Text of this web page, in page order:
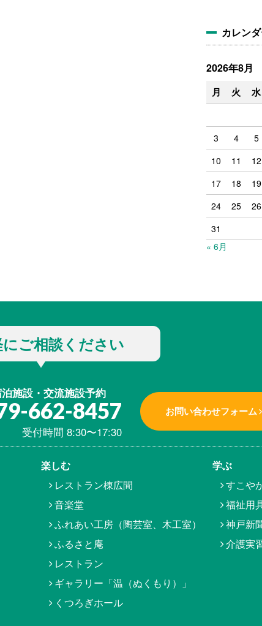
カレン
2026年8月
月 火 水
3
4 5
10
11 12
17
18 19
24
25 26
31
« 6月
ご相談ください
施設・交流施設予約
662-8457
受付時間 8:30〜17:30
お問い合わせフォーム
楽しむ
レストラン棟広間
音楽堂
ふれあい工房（陶芸室、木工室）
ふるさと庵
レストラン
ギャラリー「温（ぬくもり）」
くつろぎホール
学ぶ
すこや
福祉用
神戸新
介護実